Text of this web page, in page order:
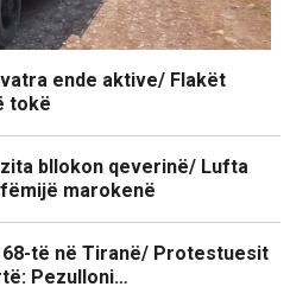
ende aktive/ Flakët
tokë
bllokon qeverinë/ Lufta
marokenë
të në Tiranë/ Protestuesit
Pezulloni…